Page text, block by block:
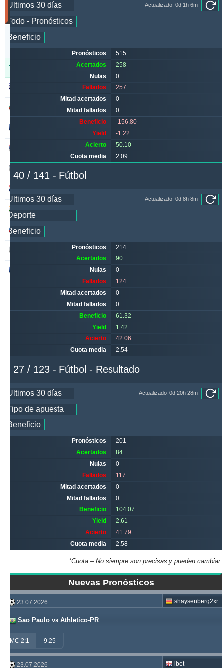
Actualizado: 0d 1h 6m
Pronósticos
Acertados
Nulas
Fallados
Mitad acertados
Mitad fallados
515
258
0
257
0
0
Beneficio
Yield
Acierto
Cuota media
-156.80
-1.22
50.10
2.09
# 40 / 141 - Fútbol
Actualizado: 0d 8h 8m
Pronósticos
Acertados
Nulas
Fallados
Mitad acertados
Mitad fallados
214
90
0
124
0
0
Beneficio
Yield
Acierto
Cuota media
61.32
1.42
42.06
2.54
# 27 / 123 - Fútbol - Resultado
Actualizado: 0d 20h 28m
Pronósticos
Acertados
Nulas
Fallados
Mitad acertados
Mitad fallados
201
84
0
117
0
0
Beneficio
Yield
Acierto
Cuota media
104.07
2.61
41.79
2.58
*Cuota – No siempre son precisas y pueden cambiar.
Nuevas Pronósticos
23.07.2026
Sao Paulo vs Athletico-PR
shaysenberg2xr
MC 2:1 9.25
23.07.2026 ibet
30
días)
0d
Tipster Acertados Nulas Fallados
53 354
70 705
13 473
babetko
14 159
3 220